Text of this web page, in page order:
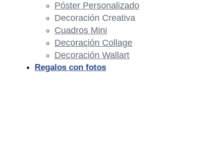
Póster Personalizado
Decoración Creativa
Cuadros Mini
Decoración Collage
Decoración Wallart
Regalos con fotos